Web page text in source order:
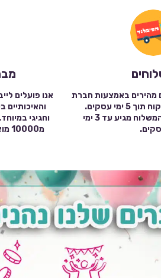
מהירים באמצעות חברת
שילוח עד בית הלקוח תוך 5 ימי עסקים.
במרבית המקרים המשלוח מגיע עד 3 ימי
אנו פועלים
והאיכותיים
וחגיגי